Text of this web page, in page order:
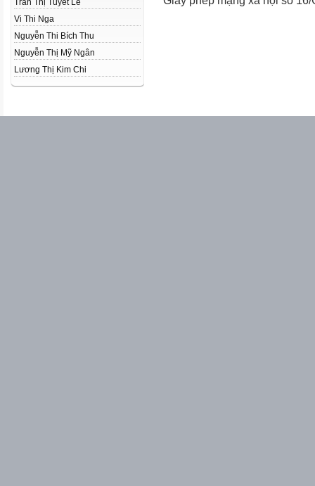
Trần Thị Tuyết Lê
Vi Thi Nga
Nguyễn Thi Bích Thu
Nguyễn Thị Mỹ Ngân
Lương Thị Kim Chi